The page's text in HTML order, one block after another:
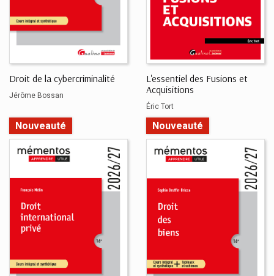
Droit de la cybercriminalité
Jérôme Bossan
L'essentiel des Fusions et
Acquisitions
Éric Tort
Nouveauté Nouveauté